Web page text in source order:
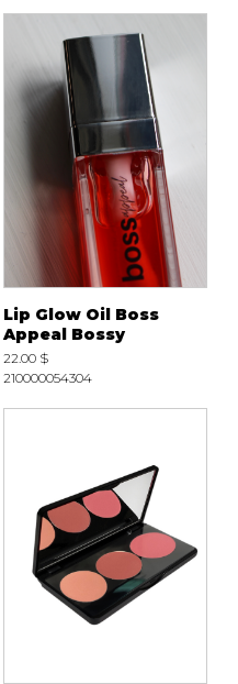
Lip Glow Oil Boss
Appeal Bossy
22.00 $
210000054304